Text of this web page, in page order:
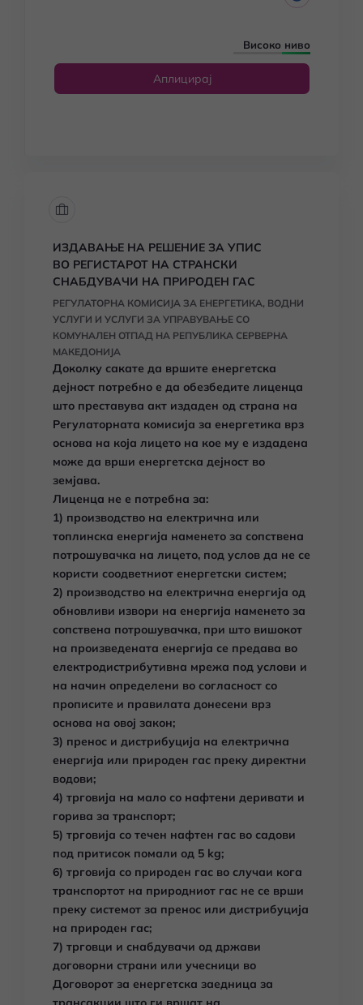
Високо ниво
Аплицирај
ИЗДАВАЊЕ НА РЕШЕНИЕ ЗА УПИС
ВО РЕГИСТАРОТ НА СТРАНСКИ
СНАБДУВАЧИ НА ПРИРОДЕН ГАС
РЕГУЛАТОРНА КОМИСИЈА ЗА ЕНЕРГЕТИКА, ВОДНИ
УСЛУГИ И УСЛУГИ ЗА УПРАВУВАЊЕ СО
КОМУНАЛЕН ОТПАД НА РЕПУБЛИКА СЕРВЕРНА
МАКЕДОНИЈА
Доколку сакате да вршите енергетска
дејност потребно е да обезбедите лиценца
што преставува акт издаден од страна на
Регулаторната комисија за енергетика врз
основа на која лицето на кое му е издадена
може да врши енергетска дејност во
земјава.
Лиценца не е потребна за:
1) производство на електрична или
топлинска енергија наменето за сопствена
потрошувачка на лицето, под услов да не се
користи соодветниот енергетски систем;
2) производство на електрична енергија од
обновливи извори на енергија наменето за
сопствена потрошувачка, при што вишокот
на произведената енергија се предава во
електродистрибутивна мрежа под услови и
на начин определени во согласност со
прописите и правилата донесени врз
основа на овој закон;
3) пренос и дистрибуција на електрична
енергија или природен гас преку директни
водови;
4) трговија на мало со нафтени деривати и
горива за транспорт;
5) трговија со течен нафтен гас во садови
под притисок помали од 5 kg;
6) трговија со природен гас во случаи кога
транспортот на природниот гас не се врши
преку системот за пренос или дистрибуција
на природен гас;
7) трговци и снабдувачи од држави
договорни страни или учесници во
Договорот за енергетска заедница за